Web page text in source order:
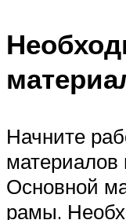
Начните
материалов
Основной
рамы.